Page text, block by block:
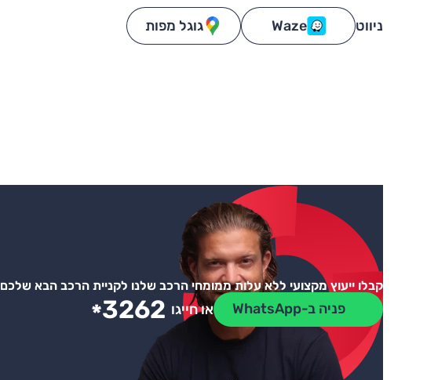
ניווט Waze גוגל מפות
קבלו ייעוץ מקצועי ללא עלות ממומחי הרכב שלנו לקניית הרכב הבא שלכם
פניה ב-WhatsApp או חייגו *3262